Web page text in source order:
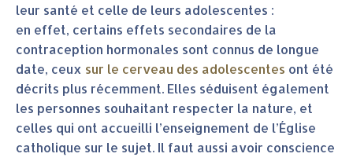
leur santé et celle de leurs adolescentes :
en effet, certains effets secondaires de la
contraception hormonales sont connus de longue
date, ceux sur le cerveau des adolescentes ont été
décrits plus récemment. Elles séduisent également
les personnes souhaitant respecter la nature, et
celles qui ont accueilli l’enseignement de l’Église
catholique sur le sujet. Il faut aussi avoir conscience